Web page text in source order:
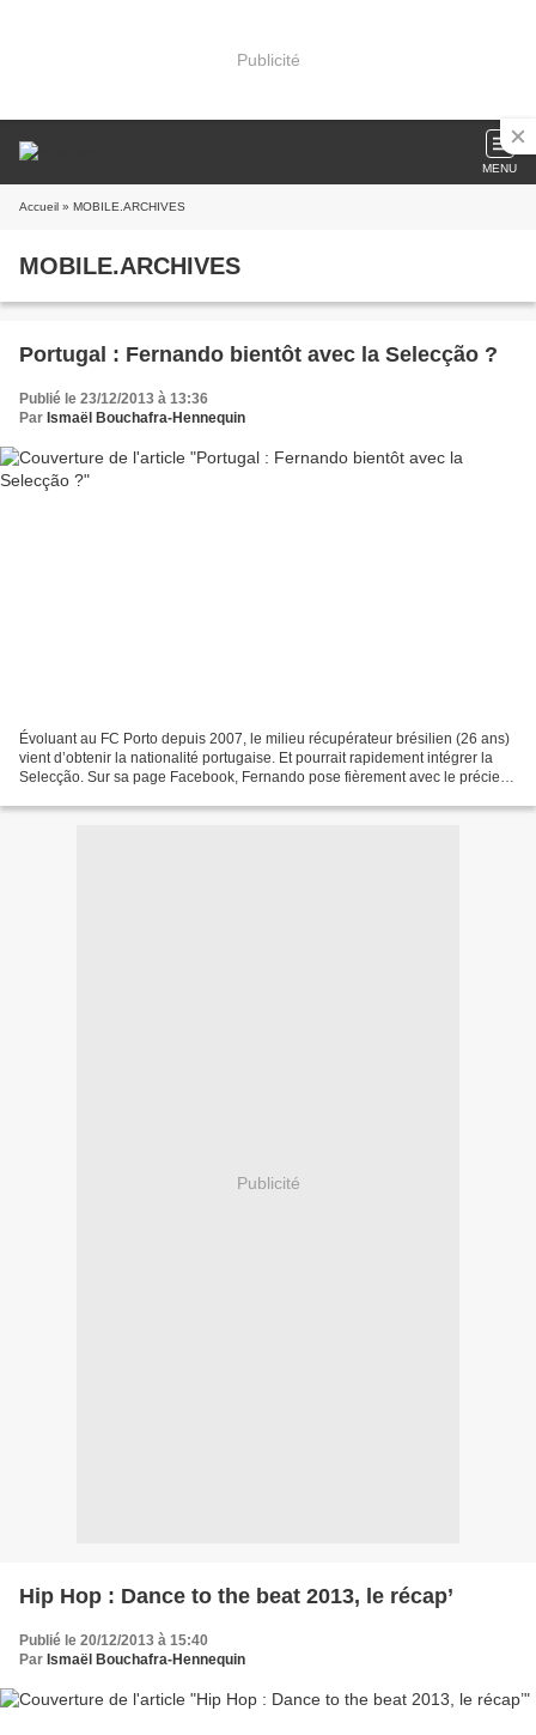
Publicité
MENU
Accueil » MOBILE.ARCHIVES
MOBILE.ARCHIVES
Portugal : Fernando bientôt avec la Selecção ?
Publié le 23/12/2013 à 13:36
Par Ismaël Bouchafra-Hennequin
Évoluant au FC Porto depuis 2007, le milieu récupérateur brésilien (26 ans)
vient d’obtenir la nationalité portugaise. Et pourrait rapidement intégrer la
Selecção. Sur sa page Facebook, Fernando pose fièrement avec le précieux
Publicité
Hip Hop : Dance to the beat 2013, le récap’
Publié le 20/12/2013 à 15:40
Par Ismaël Bouchafra-Hennequin